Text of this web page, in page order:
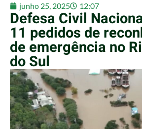
junho 25, 2025 12:07
Defesa Civil
11 pedidos de
de emergência no
do Sul